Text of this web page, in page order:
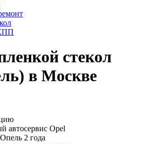
стекол
в Москве
автосервис Opel
2 года